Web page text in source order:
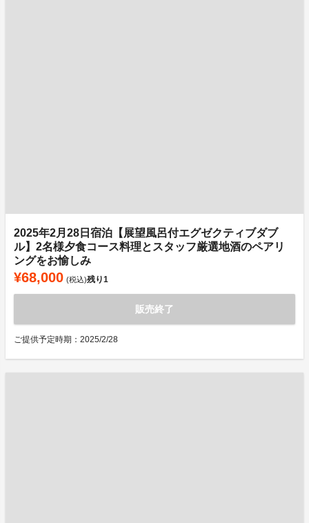
2025年2月28日宿泊【展望風呂付エグゼクティブダブ
ル】2名様夕食コース料理とスタッフ厳選地酒のペアリ
ングをお愉しみ
¥68,000 (税込)残り1
販売終了
ご提供予定時期：2025/2/28